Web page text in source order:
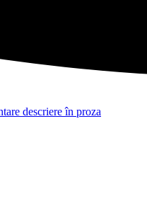
descriere în proza